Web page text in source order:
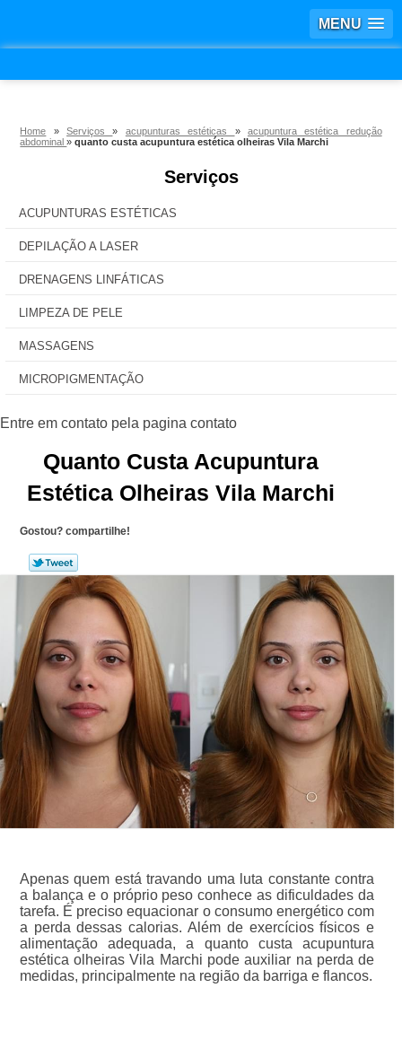
MENU
Home »Serviços» acupunturas estéticas » acupuntura estética redução
abdominal»quanto custa acupuntura estética olheiras Vila Marchi
Serviços
ACUPUNTURAS ESTÉTICAS
DEPILAÇÃO A LASER
DRENAGENS LINFÁTICAS
LIMPEZA DE PELE
MASSAGENS
MICROPIGMENTAÇÃO
Quanto Custa Acupuntura
Estética Olheiras Vila Marchi
Gostou? compartilhe!
Apenas quem está travando uma luta constante contra
a balança e o próprio peso conhece as dificuldades da
tarefa. É preciso equacionar o consumo energético com
a perda dessas calorias. Além de exercícios físicos e
alimentação adequada, a quanto custa acupuntura
estética olheiras Vila Marchi pode auxiliar na perda de
medidas, principalmente na região da barriga e flancos.